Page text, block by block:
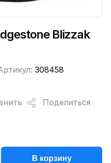
Blizzak
308458
Поделиться
В корзину